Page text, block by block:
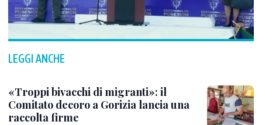
LEGGI ANCHE
«Troppi bivacchi di migranti»: il
Comitato decoro a Gorizia lancia una
raccolta firme